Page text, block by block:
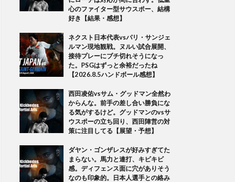
心のファイター型サウスポー、結構
好き【結果・感想】
ネクスト日本代表vsパリ・サンジェ
ルマン現地観戦。ヌルい試合展開、
接待プレーにブチ切れそうになっ
た。PSGはずっと余裕だったね
【2026.8.5ハンドボール感想】
西田凌佑vsサム・グッドマン全然わ
からんな。前手の差し合い勝負にな
る気がするけど。グッドマンのvsサ
ウスポーの立ち回り、西田陣営の対
策に注目してる【展望・予想】
ダヤン・ゴンザレスが好みすぎてた
まらない。馬力と連打、キビキビ
感。ディフェンス面に穴がありそう
なのも印象的。日本人選手との絡み